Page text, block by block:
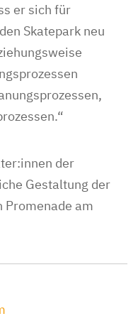
er sich für
Skatepark neu
der
Gestaltung der
Promenade am